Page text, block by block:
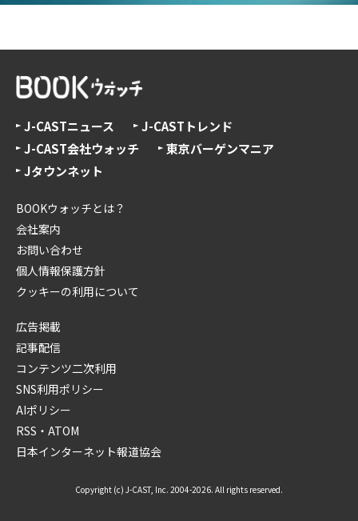
J-CASTニュース
J-CASTトレンド
J-CAST会社ウォッチ
東京バーゲンマニア
Jタウンネット
BOOKウォッチとは？
会社案内
お問い合わせ
個人情報保護方針
クッキーの利用について
広告掲載
記事配信
コンテンツ二次利用
SNS利用ポリシー
AIポリシー
RSS・ATOM
日本インターネット報道協会
Copyright (c) J-CAST, Inc. 2004-2026. All rights reserved.